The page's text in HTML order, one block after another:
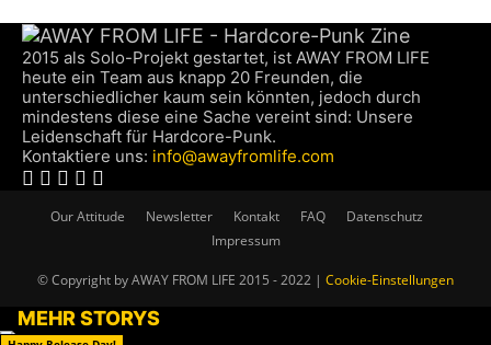
2015 als Solo-Projekt gestartet, ist AWAY FROM LIFE
heute ein Team aus knapp 20 Freunden, die
unterschiedlicher kaum sein könnten, jedoch durch
mindestens diese eine Sache vereint sind: Unsere
Leidenschaft für Hardcore-Punk.
Kontaktiere uns: info@awayfromlife.com
Our Attitude Newsletter Kontakt FAQ
Datenschutz
Impressum
© Copyright by AWAY FROM LIFE 2015 - 2022 | Cookie-Einstellungen
MEHR STORYS